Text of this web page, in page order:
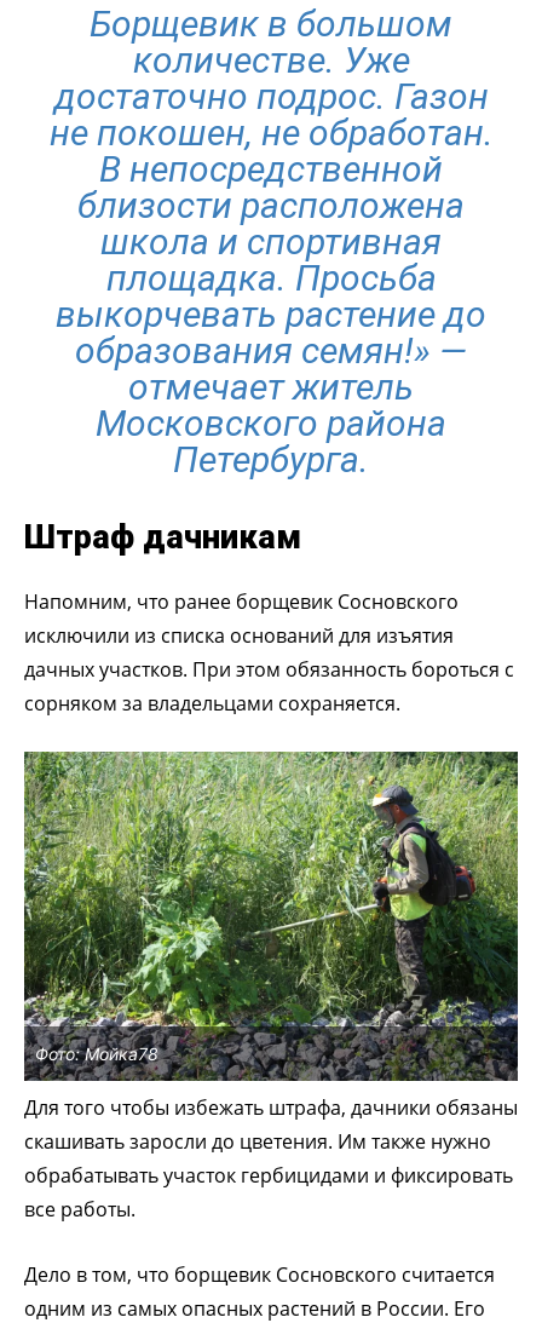
Борщевик в большом
количестве. Уже
достаточно подрос. Газон
не покошен, не обработан.
В непосредственной
близости расположена
школа и спортивная
площадка. Просьба
выкорчевать растение до
образования семян!» —
отмечает житель
Московского района
Петербурга.
Штраф дачникам
Напомним, что ранее борщевик Сосновского
исключили из списка оснований для изъятия
дачных участков. При этом обязанность бороться с
сорняком за владельцами сохраняется.
Фото: Мойка78
Для того чтобы избежать штрафа, дачники обязаны
скашивать заросли до цветения. Им также нужно
обрабатывать участок гербицидами и фиксировать
все работы.
Дело в том, что борщевик Сосновского считается
одним из самых опасных растений в России. Его